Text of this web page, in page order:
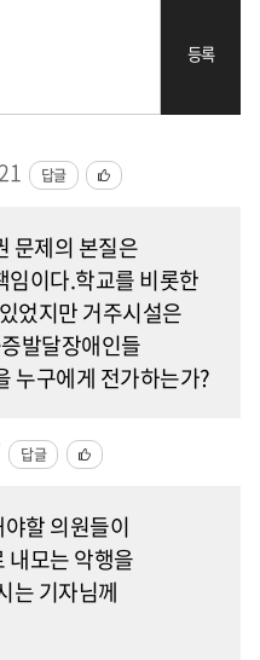
등록
답글
문제의 본질은
임이다.학교를 비롯한
었지만 거주시설은
발달장애인들
누구에게 전가하는가?
답글
할 의원들이
내모는 악행을
는 기자님께